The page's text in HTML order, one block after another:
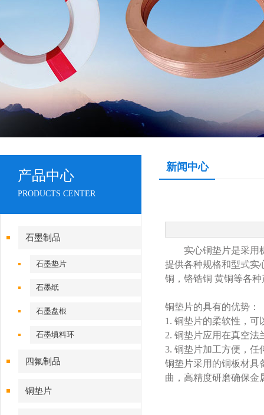
产品中心
PRODUCTS CENTER
石墨制品
石墨垫片
石墨纸
石墨盘根
石墨填料环
四氟制品
铜垫片
新闻中心
实心铜垫片是采用机
提供各种规格和型式实
铜，铬锆铜 黄铜等各种
铜垫片的具有的优势：
1. 铜垫片的柔软性，可
2. 铜垫片应用在真空法
3. 铜垫片加工方便，任
铜垫片采用的铜板材具
曲，高精度研磨确保金